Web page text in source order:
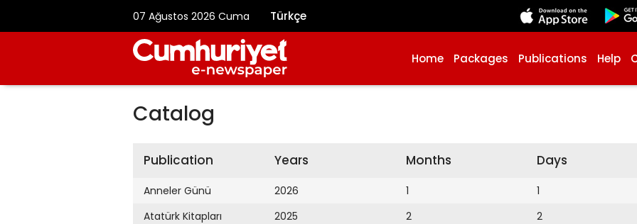
07 Ağustos 2026 Cuma Türkçe
Home Packages Publications Help
Catalog
Publication
Anneler Günü
Atatürk Kitapları
Years
2026
2025
Months
1
2
Days
1
2